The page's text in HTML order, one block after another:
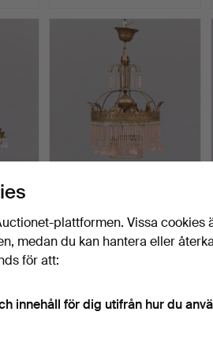
Klubbades 15 apr 2026
17 bud
plattformen. Vissa cookies
medan du kan hantera eller
för att:
innehåll för dig utifrån hur du